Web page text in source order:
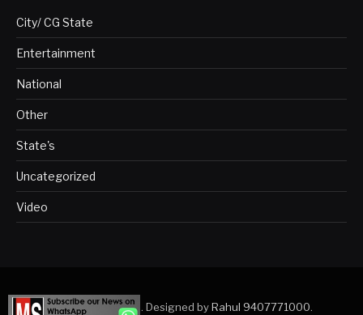
City/ CG State
Entertainment
National
Other
State's
Uncategorized
Video
Copyright © 2023. Designed byRahul 9407771000.